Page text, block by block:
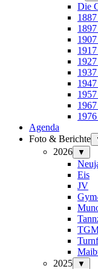
Die
Agenda
Foto & Berichte
2026 ▼
Eis
JV
2025
▼